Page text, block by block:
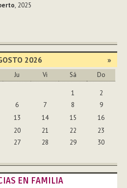
, 2025
2026 »
Ju Vi Sá Do
1
2
6 7 8
9
13 14 15
16
20 21 22
23
27 28 29
30
EN FAMILIA